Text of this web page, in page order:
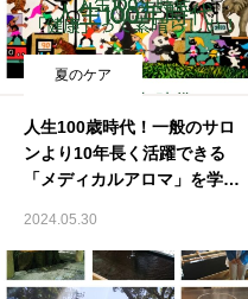
夏のケア
人生100歳時代！一般のサロ
ンより10年長く活躍できる
「メディカルアロマ」を学び
カルアロマ資格取得スクー
ル IMA国際メディカルアロ
2024.05.30